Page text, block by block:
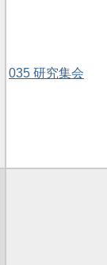
035 研究集会